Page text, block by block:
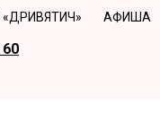
АФИША
60